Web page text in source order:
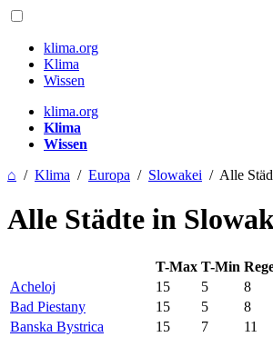
klima.org
Klima
Wissen
klima.org
Klima
Wissen
⌂ / Klima / Europa / Slowakei / Alle
Alle Städte in
T-Max T-Min
Acheloj
15 5 8
Bad Piestany
15 5 8
Banska Bystrica
15 7 11